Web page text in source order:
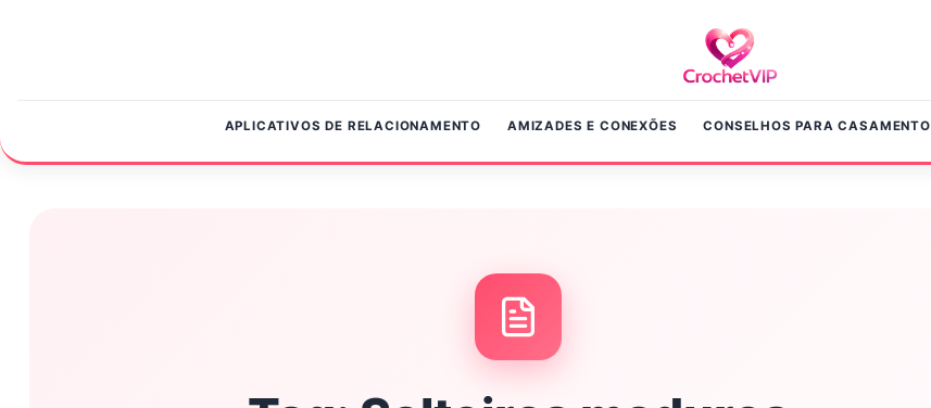
APLICATIVOS DE RELACIONAMENTO AMIZADES E CONEXÕES CONSELHOS PARA CASAMENTO